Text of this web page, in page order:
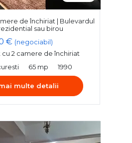
de închiriat | Bulevardul
sau birou
€ (negociabil)
2 camere de închiriat
65 mp 1990
multe detalii